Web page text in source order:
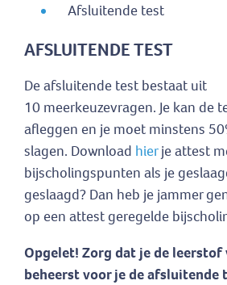
Afsluitende test
AFSLUITENDE TEST
De afsluitende test bestaat uit
10 meerkeuzevragen. Je kan de
afleggen en je moet minstens
slagen. Download hierje attest
bijscholingspunten als je
geslaagd? Dan heb je jammer
op een attest geregelde
Opgelet! Zorg dat je de leerstof
beheerst voor je de afsluitende